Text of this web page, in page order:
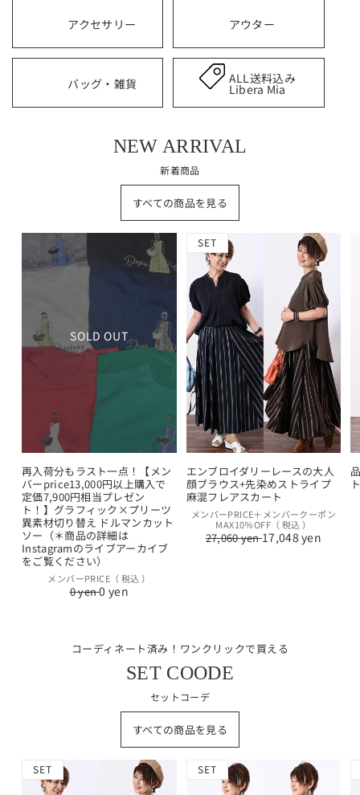
アクセサリー アウター
バッグ・雑貨 ALL送料込み
Libera Mia
NEW ARRIVAL
新着商品
すべての商品を見る
SOLD OUT
再入荷分もラスト一点！【メン
バーprice13,000円以上購入で
定価7,900円相当プレゼン
ト！】グラフィック×プリーツ
異素材切り替え ドルマンカット
ソー（＊商品の詳細は
Instagramのライブアーカイブ
をご覧ください）
通
常
セ
ー
メンバーPRICE（ 税込 ）
0 yen0 yen
SET
エンブロイダリーレースの大人
顔ブラウス+先染めストライプ
麻混フレアスカート
通
常
価
セ
ー
ル
メンバーPRICE＋メンバークーポン
MAX10％OFF（ 税込 ）
27,060 yen17,048 yen
コーディネート済み！ワンクリックで買える
SET COODE
セットコーデ
すべての商品を見る
SET SET